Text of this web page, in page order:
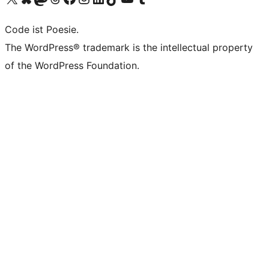
Code ist Poesie.
The WordPress® trademark is the intellectual property
of the WordPress Foundation.